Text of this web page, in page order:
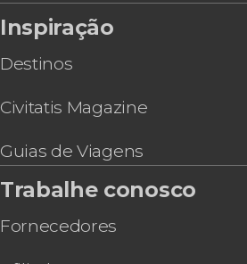
Inspiração
Destinos
Civitatis Magazine
Guias de Viagens
Trabalhe conosco
Fornecedores